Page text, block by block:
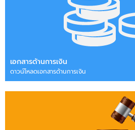
เอกสารด้านการเงิน
ดาวน์โหลดเอกสารด้านการเงิน